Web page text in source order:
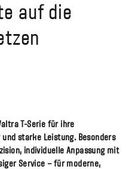
auf die
T-Serie für ihre
starke Leistung. Besonders
individuelle Anpassung mit
Service – für moderne,